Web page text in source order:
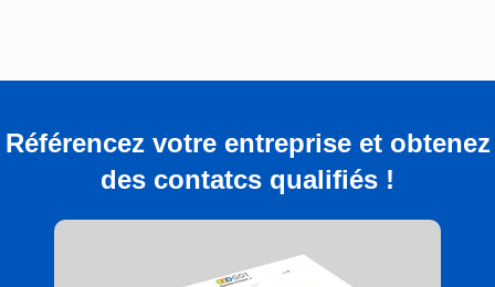
Référencez votre entreprise et obtenez
des contatcs qualifiés !